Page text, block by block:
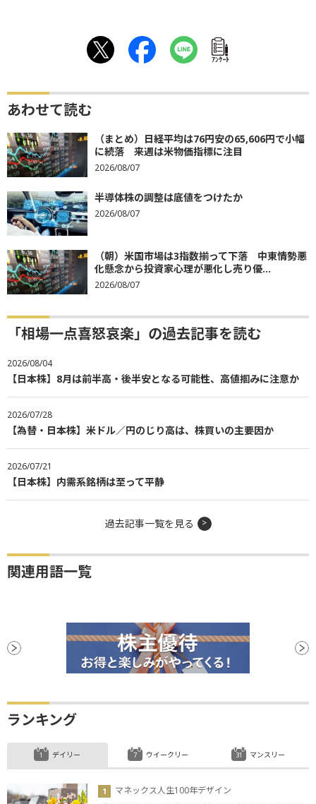
ｱﾝｹｰﾄ
あわせて読む
（まとめ）日経平均は76円安の65,606円で小幅
に続落 来週は米物価指標に注目
2026/08/07
半導体株の調整は底値をつけたか
2026/08/07
（朝）米国市場は3指数揃って下落 中東情勢悪
化懸念から投資家心理が悪化し売り優...
2026/08/07
「相場一点喜怒哀楽」の過去記事を読む
2026/08/04
【日本株】8月は前半高・後半安となる可能性、高値掴みに注意か
2026/07/28
【為替・日本株】米ドル／円のじり高は、株買いの主要因か
2026/07/21
【日本株】内需系銘柄は至って平静
過去記事一覧を見る
関連用語一覧
ランキング
デイリー
マネックス人生100年デザイン
ウイークリー マンスリー